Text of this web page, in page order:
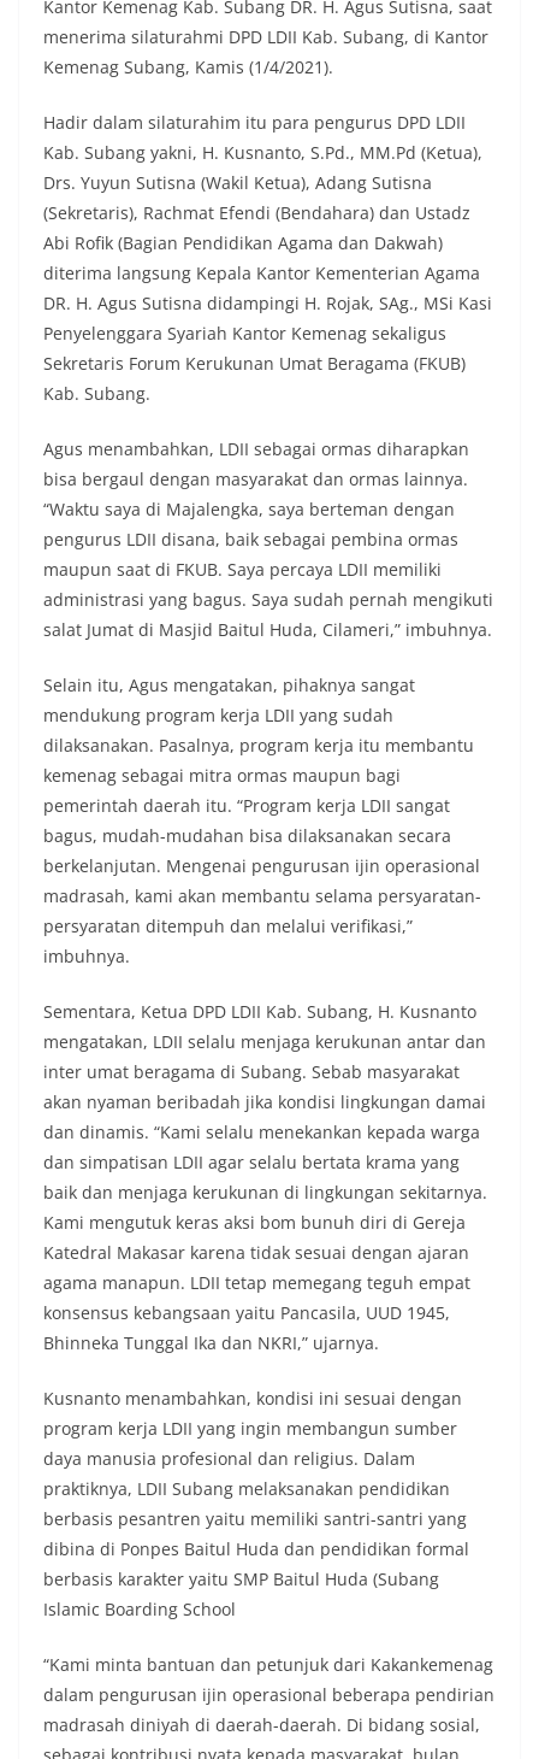
Kantor Kemenag Kab. Subang DR. H. Agus Sutisna, saat
menerima silaturahmi DPD LDII Kab. Subang, di Kantor
Kemenag Subang, Kamis (1/4/2021).
Hadir dalam silaturahim itu para pengurus DPD LDII
Kab. Subang yakni, H. Kusnanto, S.Pd., MM.Pd (Ketua),
Drs. Yuyun Sutisna (Wakil Ketua), Adang Sutisna
(Sekretaris), Rachmat Efendi (Bendahara) dan Ustadz
Abi Rofik (Bagian Pendidikan Agama dan Dakwah)
diterima langsung Kepala Kantor Kementerian Agama
DR. H. Agus Sutisna didampingi H. Rojak, SAg., MSi Kasi
Penyelenggara Syariah Kantor Kemenag sekaligus
Sekretaris Forum Kerukunan Umat Beragama (FKUB)
Kab. Subang.
Agus menambahkan, LDII sebagai ormas diharapkan
bisa bergaul dengan masyarakat dan ormas lainnya.
“Waktu saya di Majalengka, saya berteman dengan
pengurus LDII disana, baik sebagai pembina ormas
maupun saat di FKUB. Saya percaya LDII memiliki
administrasi yang bagus. Saya sudah pernah mengikuti
salat Jumat di Masjid Baitul Huda, Cilameri,” imbuhnya.
Selain itu, Agus mengatakan, pihaknya sangat
mendukung program kerja LDII yang sudah
dilaksanakan. Pasalnya, program kerja itu membantu
kemenag sebagai mitra ormas maupun bagi
pemerintah daerah itu. “Program kerja LDII sangat
bagus, mudah-mudahan bisa dilaksanakan secara
berkelanjutan. Mengenai pengurusan ijin operasional
madrasah, kami akan membantu selama persyaratan-
persyaratan ditempuh dan melalui verifikasi,”
imbuhnya.
Sementara, Ketua DPD LDII Kab. Subang, H. Kusnanto
mengatakan, LDII selalu menjaga kerukunan antar dan
inter umat beragama di Subang. Sebab masyarakat
akan nyaman beribadah jika kondisi lingkungan damai
dan dinamis. “Kami selalu menekankan kepada warga
dan simpatisan LDII agar selalu bertata krama yang
baik dan menjaga kerukunan di lingkungan sekitarnya.
Kami mengutuk keras aksi bom bunuh diri di Gereja
Katedral Makasar karena tidak sesuai dengan ajaran
agama manapun. LDII tetap memegang teguh empat
konsensus kebangsaan yaitu Pancasila, UUD 1945,
Bhinneka Tunggal Ika dan NKRI,” ujarnya.
Kusnanto menambahkan, kondisi ini sesuai dengan
program kerja LDII yang ingin membangun sumber
daya manusia profesional dan religius. Dalam
praktiknya, LDII Subang melaksanakan pendidikan
berbasis pesantren yaitu memiliki santri-santri yang
dibina di Ponpes Baitul Huda dan pendidikan formal
berbasis karakter yaitu SMP Baitul Huda (Subang
Islamic Boarding School
“Kami minta bantuan dan petunjuk dari Kakankemenag
dalam pengurusan ijin operasional beberapa pendirian
madrasah diniyah di daerah-daerah. Di bidang sosial,